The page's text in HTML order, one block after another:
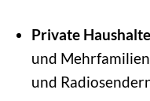
Private
und
und